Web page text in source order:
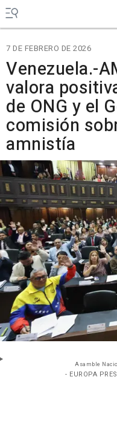
7 DE FEBRERO DE 2026
Venezuela.-
valora
de ONG y el
comisión
amnistía
Asamble
- EUROPA